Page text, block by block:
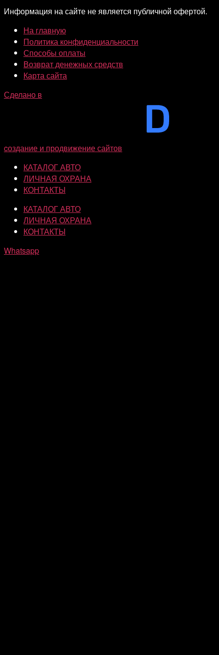
Информация на сайте не является публичной офертой.
На главную
Политика конфиденциальности
Способы оплаты
Возврат денежных средств
Карта сайта
Сделано в
cоздание и продвижение сайтов
КАТАЛОГ АВТО
ЛИЧНАЯ ОХРАНА
КОНТАКТЫ
КАТАЛОГ АВТО
ЛИЧНАЯ ОХРАНА
КОНТАКТЫ
Whatsapp